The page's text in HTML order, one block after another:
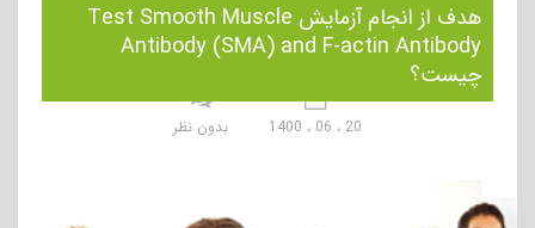
هدف از انجام آزمایش Test Smooth Muscle
Antibody (SMA) and F-actin Antibody
چیست؟
20 ، 06 ، 1400 بدون نظر